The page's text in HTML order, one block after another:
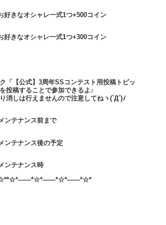
好きなオシャレ一式1つ+500コイン
好きなオシャレ一式1つ+300コイン
「【公式】3周年SSコンテスト用投稿トピッ
投稿することで参加できるよ♪
消しは行えませんので注意してねヽ(`Д´)ﾉ
ンテナンス前まで
ンテナンス後の予定
ンテナンス時